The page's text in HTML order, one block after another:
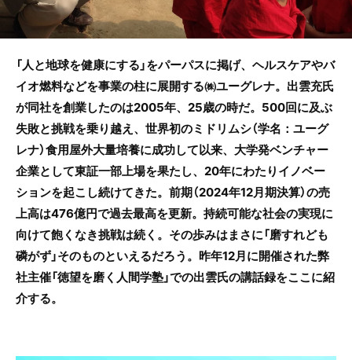
「人と地球を健康にする」をパーパスに掲げ、ヘルスケアやバ
イオ燃料などを事業の柱に展開する㈱ユーグレナ。出雲充氏
が同社を創業したのは2005年、25歳の時だ。500回に及ぶ
失敗と挑戦を乗り越え、世界初のミドリムシ（学名：ユーグ
レナ）食用屋外大量培養に成功して以来、大学発ベンチャー
企業として東証一部上場を果たし、20年にわたりイノベー
ションを起こし続けてきた。前期（2024年12月期決算）の売
上高は476億円で過去最高を更新。持続可能な社会の実現に
向けて飽くなき挑戦は続く。その歩みはまさに「磨すれども
磷がず」そのものといえるだろう。昨年12月に開催された弊
社主催「徳望を磨く人間学塾」での出雲氏の講話録をここに紹
介する。